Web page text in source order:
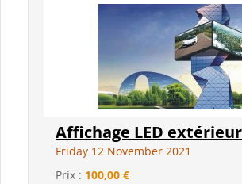
Affichage LED extérieur
Friday 12 November 2021
Prix : 100,00 €